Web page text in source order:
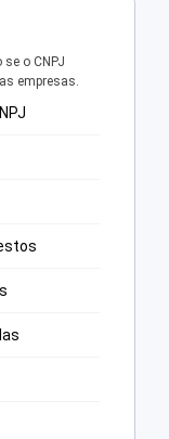
o CNPJ
empresas.